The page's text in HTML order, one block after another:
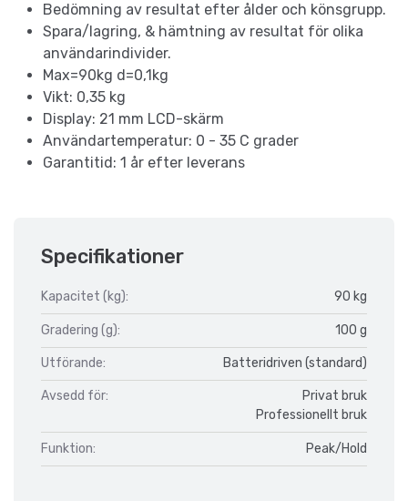
Bedömning av resultat efter ålder och könsgrupp.
Spara/lagring, & hämtning av resultat för olika
användarindivider.
Max=90kg d=0,1kg
Vikt: 0,35 kg
Display: 21 mm LCD-skärm
Användartemperatur: 0 - 35 C grader
Garantitid: 1 år efter leverans
Specifikationer
Kapacitet (kg): 90 kg
Gradering (g): 100 g
Utförande: Batteridriven (standard)
Avsedd för:
Privat bruk
Professionellt bruk
Funktion: Peak/Hold